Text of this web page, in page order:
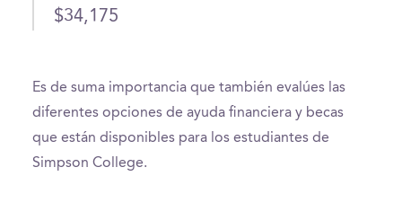
$34,175
Es de suma importancia que también evalúes las
diferentes opciones de ayuda financiera y becas
que están disponibles para los estudiantes de
Simpson College.